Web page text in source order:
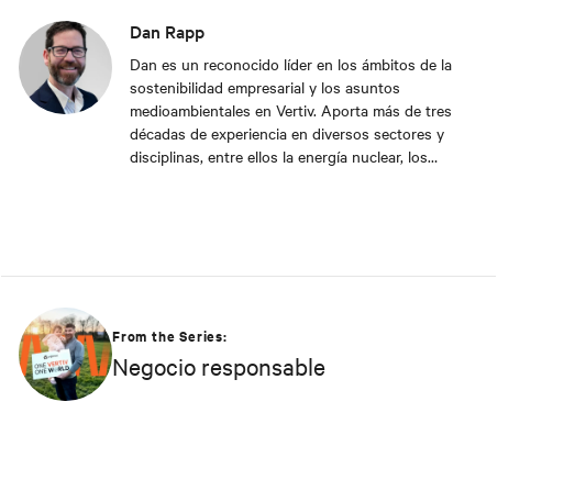
Dan Rapp
Dan es un reconocido líder en los ámbitos de la
sostenibilidad empresarial y los asuntos
medioambientales en Vertiv. Aporta más de tres
décadas de experiencia en diversos sectores y
disciplinas, entre ellos la energía nuclear, los
En su capacidad actual, se dedica a promover
responsabilidad medioambiental y prácticas de
compromiso con la comunidad.
From the Series:
Negocio responsable